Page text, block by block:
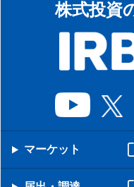
株式投資
マーケット